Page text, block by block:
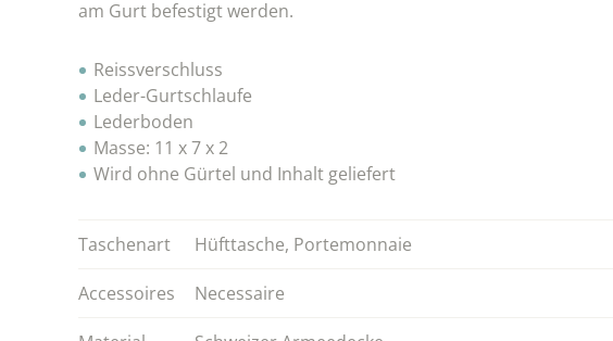
am Gurt befestigt werden.
Reissverschluss
Leder-Gurtschlaufe
Lederboden
Masse: 11 x 7 x 2
Wird ohne Gürtel und Inhalt geliefert
Taschenart Hüfttasche, Portemonnaie
Accessoires Necessaire